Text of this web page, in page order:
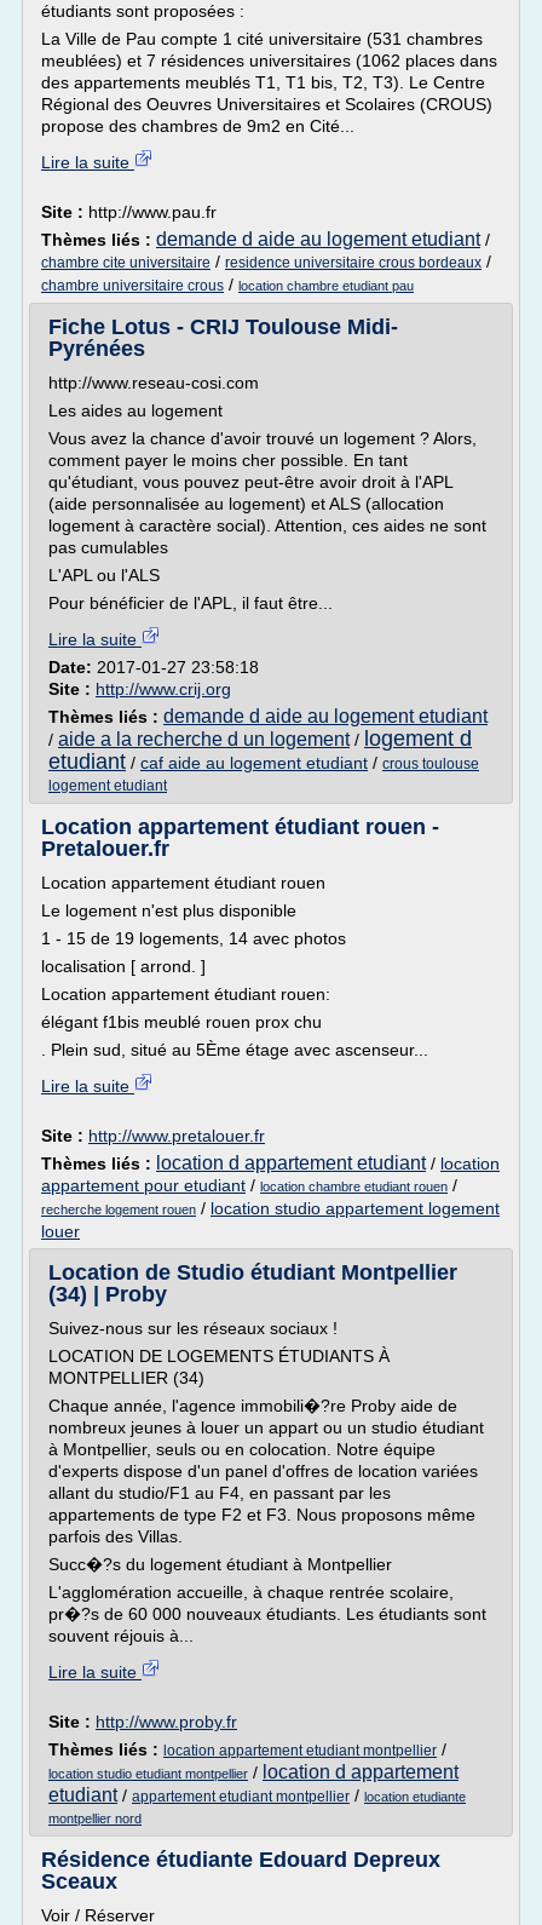
étudiants sont proposées :
La Ville de Pau compte 1 cité universitaire (531 chambres
meublées) et 7 résidences universitaires (1062 places dans
des appartements meublés T1, T1 bis, T2, T3). Le Centre
Régional des Oeuvres Universitaires et Scolaires (CROUS)
propose des chambres de 9m2 en Cité...
Lire la suite
Site : http://www.pau.fr
Thèmes liés : demande d aide au logement etudiant/
chambre cite universitaire / residence universitaire crous bordeaux /
chambre universitaire crous / location chambre etudiant pau
Fiche Lotus - CRIJ Toulouse Midi-
Pyrénées
http://www.reseau-cosi.com
Les aides au logement
Vous avez la chance d'avoir trouvé un logement ? Alors,
comment payer le moins cher possible. En tant
qu'étudiant, vous pouvez peut-être avoir droit à l'APL
(aide personnalisée au logement) et ALS (allocation
logement à caractère social). Attention, ces aides ne sont
pas cumulables
L'APL ou l'ALS
Pour bénéficier de l'APL, il faut être...
Lire la suite
Date: 2017-01-27 23:58:18
Site : http://www.crij.org
Thèmes liés : demande d aide au logement etudiant
/ aide a la recherche d un logement/ logement d
etudiant / caf aide au logement etudiant / crous toulouse
logement etudiant
Location appartement étudiant rouen -
Pretalouer.fr
Location appartement étudiant rouen
Le logement n'est plus disponible
1 - 15 de 19 logements, 14 avec photos
localisation [ arrond. ]
Location appartement étudiant rouen:
élégant f1bis meublé rouen prox chu
. Plein sud, situé au 5Ème étage avec ascenseur...
Lire la suite
Site : http://www.pretalouer.fr
Thèmes liés : location d appartement etudiant/ location
appartement pour etudiant / location chambre etudiant rouen /
recherche logement rouen / location studio appartement logement
louer
Location de Studio étudiant Montpellier
(34) | Proby
Suivez-nous sur les réseaux sociaux !
LOCATION DE LOGEMENTS ÉTUDIANTS À
MONTPELLIER (34)
Chaque année, l'agence immobili�?re Proby aide de
nombreux jeunes à louer un appart ou un studio étudiant
à Montpellier, seuls ou en colocation. Notre équipe
d'experts dispose d'un panel d'offres de location variées
allant du studio/F1 au F4, en passant par les
appartements de type F2 et F3. Nous proposons même
parfois des Villas.
Succ�?s du logement étudiant à Montpellier
L'agglomération accueille, à chaque rentrée scolaire,
pr�?s de 60 000 nouveaux étudiants. Les étudiants sont
souvent réjouis à...
Lire la suite
Site : http://www.proby.fr
Thèmes liés : location appartement etudiant montpellier /
location studio etudiant montpellier / location d appartement
etudiant/ appartement etudiant montpellier / location etudiante
montpellier nord
Résidence étudiante Edouard Depreux
Sceaux
Voir / Réserver